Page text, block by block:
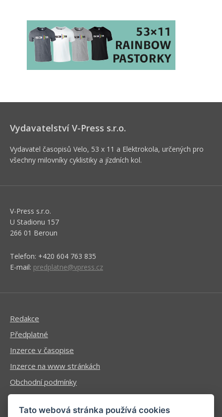
Vydavatelství V-Press s.r.o.
Vydavatel časopisů Velo, 53 x 11 a Elektrokola, určených pro
všechny milovníky cyklistiky a jízdních kol.
V-Press s.r.o.
U Stadionu 157
266 01 Beroun
Telefon: +420 604 763 835
E-mail: predplatne@vpress.cz
Redakce
Předplatné
Inzerce v časopise
Inzerce na www stránkách
Obchodní podmínky
Ochrana osobních údajů
Tato webová stránka používá cookies